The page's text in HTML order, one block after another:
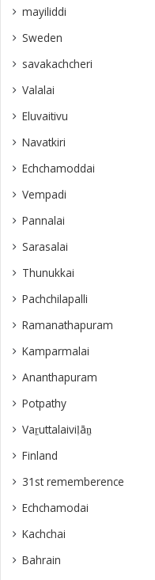
Pannalai
Sarasalai
Thunukkai
Pachchilapalli
Ramanathapuram
Kamparmalai
Ananthapuram
‎Potpathy
Vaṟuttalaiviḷāṉ
Finland
31st rememberence
Echchamodai
Kachchai
Bahrain
Galle
Memories
ThankYou
Tiruchi
aanaipanthi
Raththinapuram
Keerimalai
Idaikkadu